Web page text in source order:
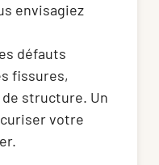
envisagiez
défauts
fissures,
structure. Un
votre